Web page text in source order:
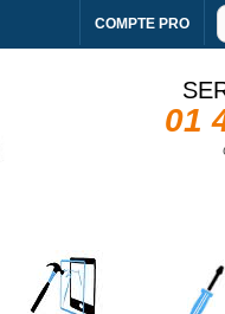
COMPTE PRO
01